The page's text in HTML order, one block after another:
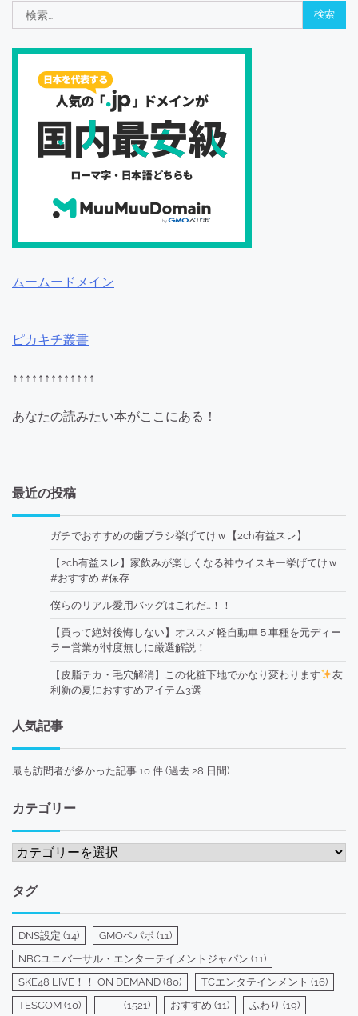
索:
ムームードメイン
ピカキチ叢書
↑↑↑↑↑↑↑↑↑↑↑↑↑
あなたの読みたい本がここにある！
最近の投稿
ガチでおすすめの歯ブラシ挙げてけｗ【2ch有益スレ】
【2ch有益スレ】家飲みが楽しくなる神ウイスキー挙げてけｗ
#おすすめ #保存
僕らのリアル愛用バッグはこれだ…！！
【買って絶対後悔しない】オススメ軽自動車５車種を元ディー
ラー営業が忖度無しに厳選解説！
【皮脂テカ・毛穴解消】この化粧下地でかなり変わります
友
利新の夏におすすめアイテム3選
人気記事
最も訪問者が多かった記事 10 件 (過去 28 日間)
カテゴリー
カ
ゴ
リ
ー
タグ
DNS設定 (14) GMOペパボ (11)
NBCユニバーサル・エンターテイメントジャパン (11)
SKE48 LIVE！！ ON DEMAND (80) TCエンタテインメント (16)
TESCOM (10) (1521) おすすめ (11) ふわり (19)